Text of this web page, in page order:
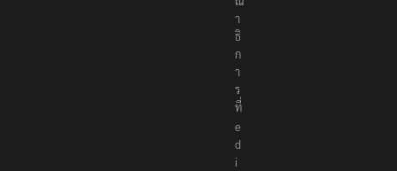
า
ธิ
ก
า
ร
ที่
e
d
i